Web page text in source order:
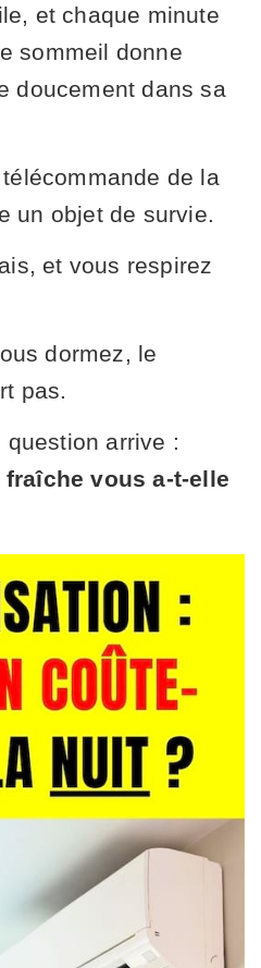
et chaque minute
sommeil donne
doucement dans sa
de la
un objet de survie.
et vous respirez
dormez, le
pas.
arrive :
vous a-t-elle